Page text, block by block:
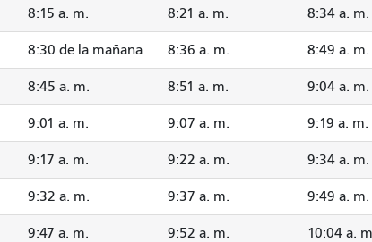
8:15 a. m. 8:21 a. m. 8:34 a. m.
8:30 de la mañana 8:36 a. m. 8:49 a. m.
8:45 a. m. 8:51 a. m. 9:04 a. m.
9:01 a. m. 9:07 a. m. 9:19 a. m.
9:17 a. m. 9:22 a. m. 9:34 a. m.
9:32 a. m. 9:37 a. m. 9:49 a. m.
9:47 a. m. 9:52 a. m. 10:04 a.